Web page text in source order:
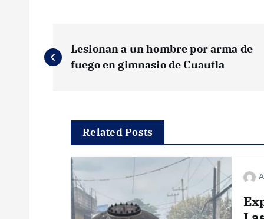
a
Lesionan a un hombre por arma de
fuego en gimnasio de Cuautla
Related Posts